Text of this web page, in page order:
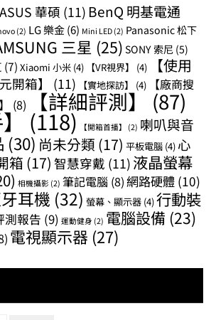
ASUS 華碩 (11) BenQ 明基電通
(2) LG 樂金(6) Mini LED (2) Panasonic 松下
三星 (25) SONY 索尼 (5)
(7) Xiaomi 小米 (4) 【VR視界】 (4)
【使用
開箱】 (11) 【實地探訪】 (4)
【廠商搜
(8) 【詳細評測】 (87)
(118) 【開箱首播】 (2) 喇叭與音
(30) 尚未分類 (17) 平板電腦 (4) 心
箱 (17) 智慧穿戴 (11) 液晶螢幕
相機攝影 (2) 筆記電腦 (8)網路硬體 (10)
耳機 (32) 螢幕、顯示器 (4)行動裝
測報告 (9) 運動健身 (2) 電腦設備 (23)
電視顯示器 (27)